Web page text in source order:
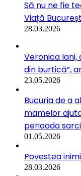
Să nu ne fie
Viață
28.03.2026
Veronica Iani,
din burtică”,
23.05.2026
Bucuria de a
mamelor
perioada
01.05.2026
Povestea
28.03.2026